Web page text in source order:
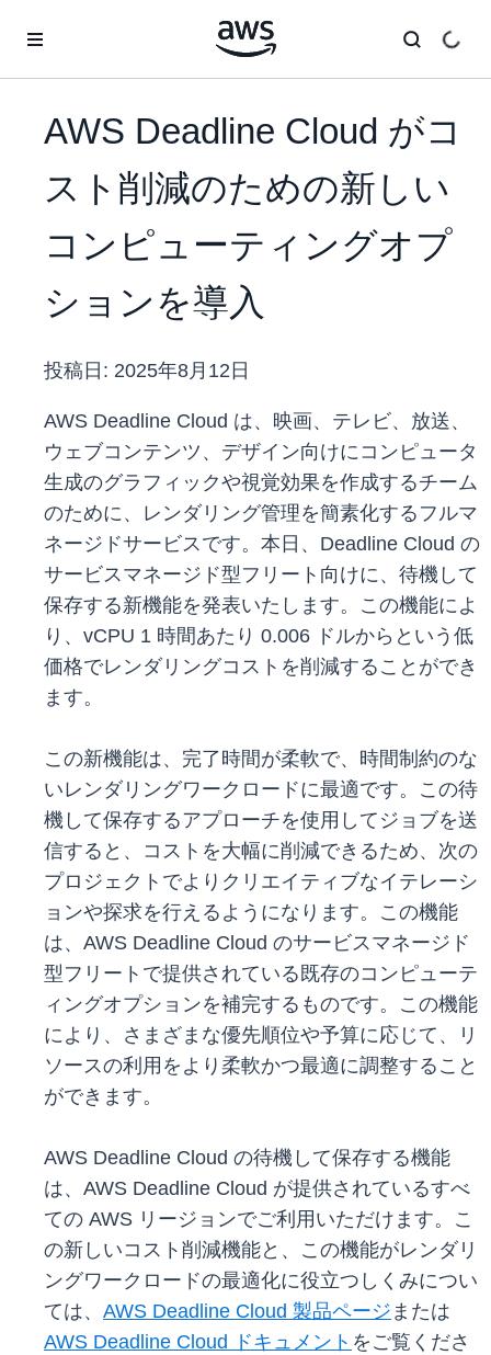
AWS Deadline Cloud がコ
スト削減のための新しい
コンピューティングオプ
ションを導入
投稿日: 2025年8月12日
AWS Deadline Cloud は、映画、テレビ、放送、
ウェブコンテンツ、デザイン向けにコンピュータ
生成のグラフィックや視覚効果を作成するチーム
のために、レンダリング管理を簡素化するフルマ
ネージドサービスです。本日、Deadline Cloud の
サービスマネージド型フリート向けに、待機して
保存する新機能を発表いたします。この機能によ
り、vCPU 1 時間あたり 0.006 ドルからという低
価格でレンダリングコストを削減することができ
ます。
この新機能は、完了時間が柔軟で、時間制約のな
いレンダリングワークロードに最適です。この待
機して保存するアプローチを使用してジョブを送
信すると、コストを大幅に削減できるため、次の
プロジェクトでよりクリエイティブなイテレーシ
ョンや探求を行えるようになります。この機能
は、AWS Deadline Cloud のサービスマネージド
型フリートで提供されている既存のコンピューテ
ィングオプションを補完するものです。この機能
により、さまざまな優先順位や予算に応じて、リ
ソースの利用をより柔軟かつ最適に調整すること
ができます。
AWS Deadline Cloud の待機して保存する機能
は、AWS Deadline Cloud が提供されているすべ
ての AWS リージョンでご利用いただけます。こ
の新しいコスト削減機能と、この機能がレンダリ
ングワークロードの最適化に役立つしくみについ
ては、 AWS Deadline Cloud 製品ページ または
AWS Deadline Cloud ドキュメント をご覧くださ